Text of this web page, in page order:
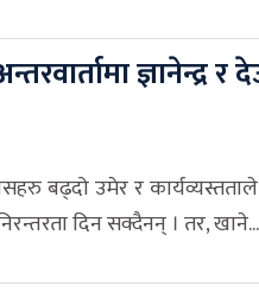
ज्ञानेन्द्र र
बढ्दो उमेर र कार्यव्यस्तताले
दिन सक्दैनन् । तर, खाने...